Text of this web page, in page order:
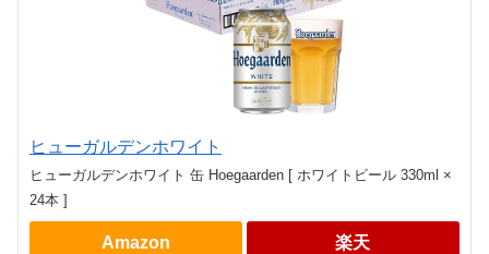
ヒューガルデンホワイト
ヒューガルデンホワイト 缶 Hoegaarden [ ホワイトビール 330ml ×
24本 ]
Amazon 楽天